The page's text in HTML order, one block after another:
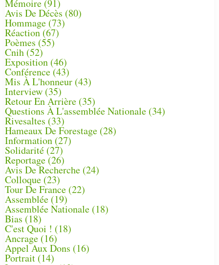
Mémoire (91)
Avis De Décès (80)
Hommage (73)
Réaction(67)
Poèmes (55)
Cnih (52)
Exposition (46)
Conférence(43)
Mis À L'honneur (43)
Interview (35)
Retour En Arrière (35)
Questions À L'assemblée Nationale (34)
Rivesaltes (33)
Hameaux De Forestage (28)
Information (27)
Solidarité (27)
Reportage(26)
Avis De Recherche (24)
Colloque (23)
Tour De France (22)
Assemblée (19)
Assemblée Nationale (18)
Bias (18)
C'est Quoi ! (18)
Ancrage (16)
Appel Aux Dons (16)
Portrait (14)